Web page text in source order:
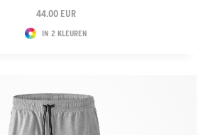
44.00 EUR
IN 2 KLEUREN